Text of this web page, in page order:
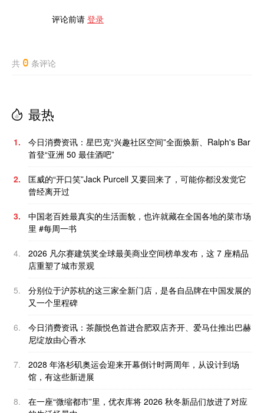
评论前请 登录
共 0 条评论
最热
1.
今日消费资讯：星巴克“兴趣社区空间”全面焕新、Ralph's Bar
首登“亚洲 50 最佳酒吧”
2.
匡威的“开口笑”Jack Purcell 又要回来了，可能你都没发觉它
曾经离开过
3.
中国老百姓最真实的生活面貌，也许就藏在全国各地的菜市场
里 #每周一书
4.
2026 凡尔赛建筑奖全球最美商业空间榜单发布，这 7 座精品
店重塑了城市景观
5.
分别位于沪苏杭的这三家全新门店，是各自品牌在中国发展的
又一个里程碑
6.
今日消费资讯：茶颜悦色首进合肥双店齐开、爱马仕推出巴赫
尼绽放由心香水
7.
2028 年洛杉矶奥运会迎来开幕倒计时两周年，从设计到场
馆，有这些新进展
8.
在一座“微缩都市”里，优衣库将 2026 秋冬新品们放进了对应